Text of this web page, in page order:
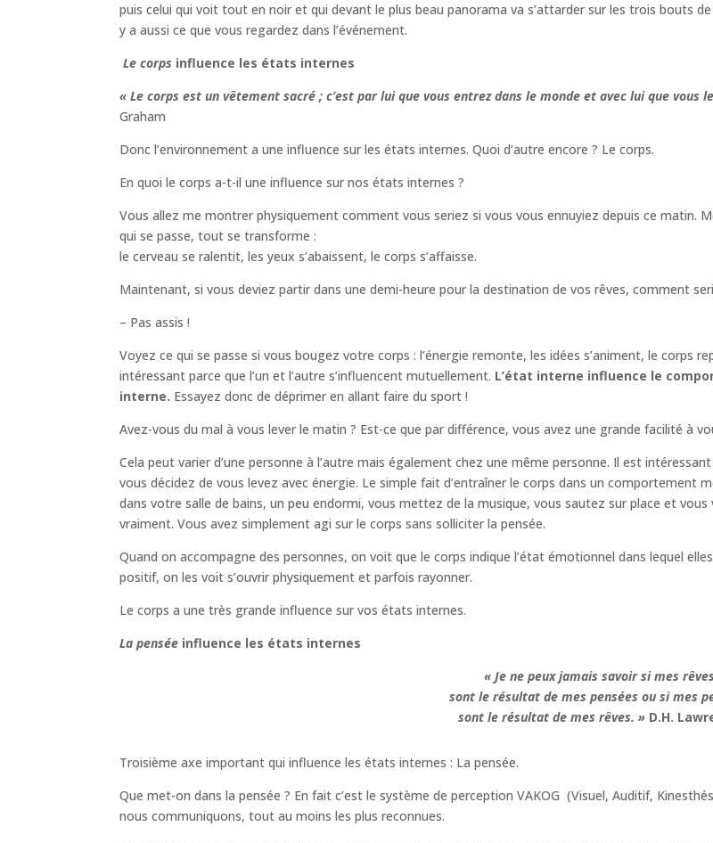
puis celui qui voit tout en noir et qui devant le plus beau panorama va s’attarder sur les trois bouts
y a aussi ce que vous regardez dans l’événement.
Le corps influence les états internes
« Le corps est un vêtement sacré ; c’est par lui que vous entrez dans le monde et avec lui que
Graham
Donc l’environnement a une influence sur les états internes. Quoi d’autre encore ? Le corps.
En quoi le corps a-t-il une influence sur nos états internes ?
Vous allez me montrer physiquement comment vous seriez si vous vous ennuyiez depuis ce matin.
qui se passe, tout se transforme :
le cerveau se ralentit, les yeux s’abaissent, le corps s’affaisse.
Maintenant, si vous deviez partir dans une demi-heure pour la destination de vos rêves, comment
– Pas assis !
Voyez ce qui se passe si vous bougez votre corps : l’énergie remonte, les idées s’animent, le corps
intéressant parce que l’un et l’autre s’influencent mutuellement. L’état interne influence le
interne. Essayez donc de déprimer en allant faire du sport !
Avez-vous du mal à vous lever le matin ? Est-ce que par différence, vous avez une grande facilité à
Cela peut varier d’une personne à l’autre mais également chez une même personne. Il est
vous décidez de vous levez avec énergie. Le simple fait d’entraîner le corps dans un
dans votre salle de bains, un peu endormi, vous mettez de la musique, vous sautez sur place et
vraiment. Vous avez simplement agi sur le corps sans solliciter la pensée.
Quand on accompagne des personnes, on voit que le corps indique l’état émotionnel dans lequel
positif, on les voit s’ouvrir physiquement et parfois rayonner.
Le corps a une très grande influence sur vos états internes.
La pensée influence les états internes
« Je ne peux jamais savoir si mes rêves
sont le résultat de mes pensées ou si mes
sont le résultat de mes rêves. » D.H.
Troisième axe important qui influence les états internes : La pensée.
Que met-on dans la pensée ? En fait c’est le système de perception VAKOG (Visuel, Auditif,
nous communiquons, tout au moins les plus reconnues.